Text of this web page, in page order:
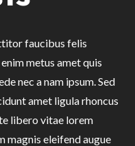
faucibus felis
metus amet quis
nec a nam ipsum. Sed
amet ligula rhoncus
libero vitae lorem
magnis eleifend augue